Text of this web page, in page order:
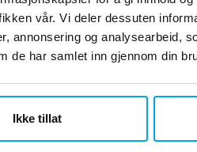
vår. Vi deler dessuten
annonsering og analysearbeid,
de har samlet inn gjennom din
Ikke tillat
Ravensburger Puslespill,
Sam - Call in Danger x49
Pris:kr 149,00
kr 149,00
KJØP